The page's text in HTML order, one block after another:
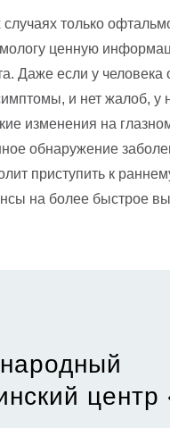
случаях только
ценную
Даже если у человека
и нет жалоб, у
изменения на
обнаружение
приступить к
на более быстрое